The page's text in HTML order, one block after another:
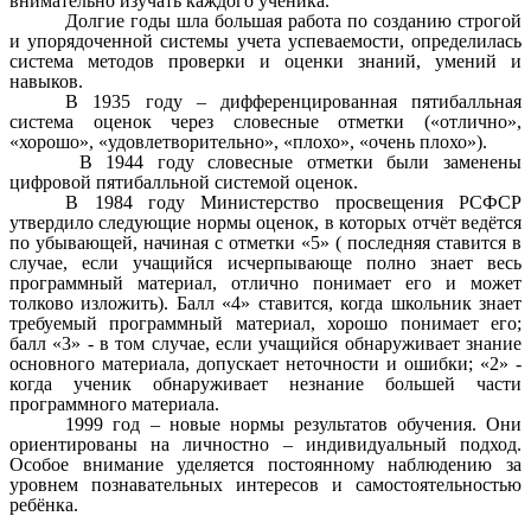
Долгие годы шла большая работа по созданию строгой
и упорядоченной системы учета успеваемости, определилась
система методов проверки и оценки знаний, умений и
навыков.
В 1935 году – дифференцированная пятибалльная
система оценок через словесные отметки («отлично»,
«хорошо», «удовлетворительно», «плохо», «очень плохо»).
В 1944 году словесные отметки были заменены
цифровой пятибалльной системой оценок.
В 1984 году Министерство просвещения РСФСР
утвердило следующие нормы оценок, в которых отчёт ведётся
по убывающей, начиная с отметки «5» ( последняя ставится в
случае, если учащийся исчерпывающе полно знает весь
программный материал, отлично понимает его и может
толково изложить). Балл «4» ставится, когда школьник знает
требуемый программный материал, хорошо понимает его;
балл «3» - в том случае, если учащийся обнаруживает знание
основного материала, допускает неточности и ошибки; «2» -
когда ученик обнаруживает незнание большей части
программного материала.
1999 год – новые нормы результатов обучения. Они
ориентированы на личностно – индивидуальный подход.
Особое внимание уделяется постоянному наблюдению за
уровнем познавательных интересов и самостоятельностью
ребёнка.